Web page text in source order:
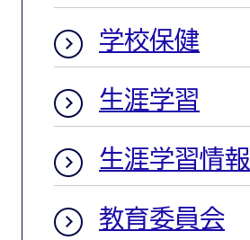
学校保健
生涯学習
生涯学習情報
教育委員会